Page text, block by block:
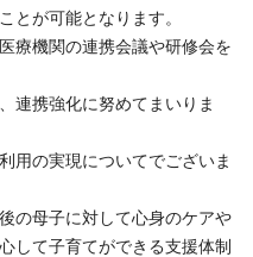
とが可能となります。
療機関の連携会議や研修会を
連携強化に努めてまいりま
用の実現についてでございま
の母子に対して心身のケアや
して子育てができる支援体制